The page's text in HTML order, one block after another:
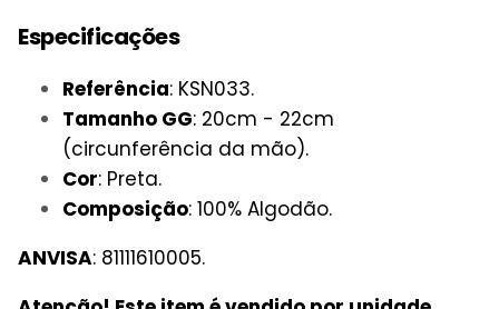
Especificações
Referência: KSN033.
Tamanho GG: 20cm - 22cm
(circunferência da mão).
Cor: Preta.
Composição: 100% Algodão.
ANVISA: 81111610005.